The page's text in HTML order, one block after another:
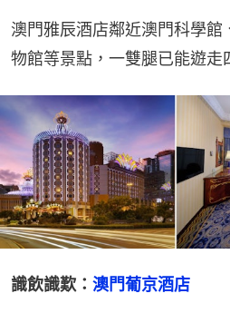
澳門雅辰酒店鄰近澳門科學
物館等景點，一雙腿已能遊走
識飲識歎： 澳門葡京酒店